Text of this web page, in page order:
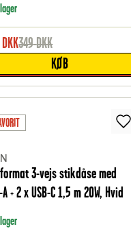
DKK349DKK
KØB
3-vejs stikdåse med
A + 2 x USB-C 1,5 m 20W, Hvid